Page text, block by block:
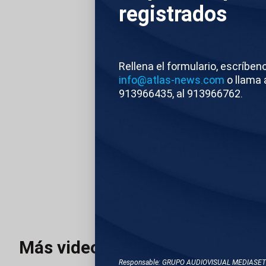
registrados
Rellena el formulario,
info@atlas-news.com o llama
913966435, al 913966762.
Responsable: GRUPO AUDIOVISUAL
Berlín, donde se
José Manuel
Israel. Albares ha
que refleja el
activistas
Más videos